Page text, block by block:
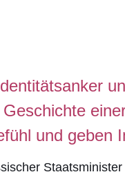
und geben
Staatsminister